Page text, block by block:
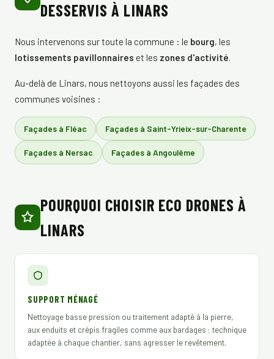
DESSERVIS À LINARS
Nous intervenons sur toute la commune : le bourg, les
lotissements pavillonnaires et les zones d'activité.
Au-delà de Linars, nous nettoyons aussi les façades des
communes voisines :
Façades à Fléac Façades à Saint-Yrieix-sur-Charente
Façades à Nersac Façades à Angoulême
POURQUOI CHOISIR ECO DRONES À
LINARS
SUPPORT MÉNAGÉ
Nettoyage basse pression ou traitement adapté à la pierre,
aux enduits et crépis fragiles comme aux bardages : technique
adaptée à chaque chantier, sans agresser le revêtement.